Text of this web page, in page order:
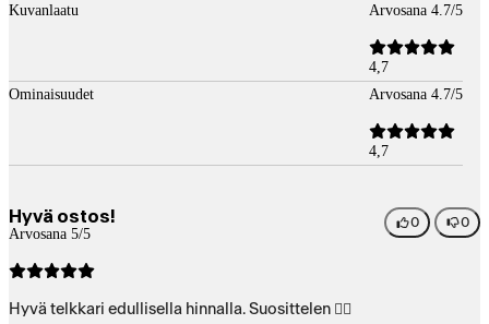
Kuvanlaatu
Arvosana 4.7/5
4,7
Ominaisuudet
Arvosana 4.7/5
4,7
Hyvä ostos!
Arvosana 5/5
0 0
Hyvä telkkari edullisella hinnalla. Suosittelen 👍🏻